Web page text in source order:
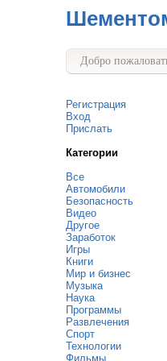
Добро
Регистрация
Вход
Прислать
Категории
Все
Автомобили
Безопасность
Видео
Другое
Заработок
Игры
Книги
Мир и бизнес
Музыка
Наука
Программы
Развлечения
Спорт
Технологии
Фильмы